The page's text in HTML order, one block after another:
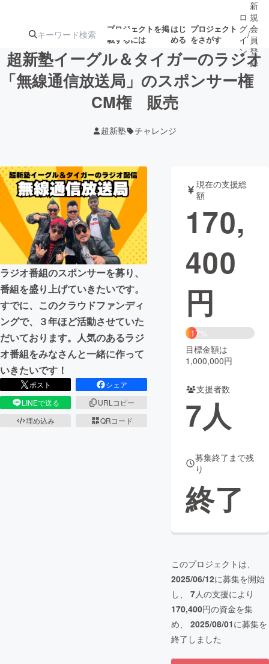
プロジェクトを掲
載するには
はじ
める
プロジェクト
をさがす
注目の新着プロ
募集終了が近いプ
テクノロジー・ガジェット
映像・映画 書籍・雑誌
ビジネス・起業 チャレンジ
まちづくり・地域活性化
CAMPFIRE for Social Good
CAMPFIRE Creation
CAMPFIREふるさと納税
コミュニティ
ロ
グ
イ
ン
/
新
規
会
員
登
録
超新塾イーグル＆タイガーのラジオ
「無線通信放送局」のスポンサー権
CM権 販売
超新塾 チャレンジ
ラジオ番組のスポンサーを募り、
番組を盛り上げていきたいです。
すでに、このクラウドファンディ
ングで、３年ほど活動させていた
だいております。人気のあるラジ
オ番組をみなさんと一緒に作って
いきたいです！
ポスト
シェア
LINEで送る
URLコピー
埋め込み
QRコード
現在の支援総
額
170,
400
円
17%
目標金額は
1,000,000円
支援者数
7人
募集終了まで残
り
終了
このプロジェクトは、
2025/06/12に募集を開始
し、 7人の支援により
170,400円の資金を集
め、 2025/08/01に募集を
終了しました